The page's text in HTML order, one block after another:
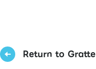
Return to Gratte